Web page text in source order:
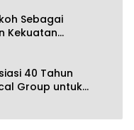
Sebagai
Kekuatan
Komang Koheri:
204540 Tahun
Group untuk
Lamteng